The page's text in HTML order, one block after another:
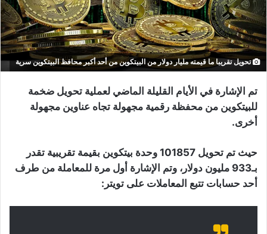
تحويل تقريبا ما قيمته مليار دولار من البيتكوين من أحد أكبر محافظ البيتكوين سرية
تم الإشارة في الأيام القليلة الماضي لعملية تحويل ضخمة
للبيتكوين من محفظة رقمية مجهولة تجاه عناوين مجهولة
أخرى.
حيث تم تحويل 101857 وحدة بيتكوين بقيمة تقريبية تقدر
بـ933 مليون دولار، وتم الإشارة أول مرة للمعاملة من طرف
أحد حسابات تتبع المعاملات على تويتر: